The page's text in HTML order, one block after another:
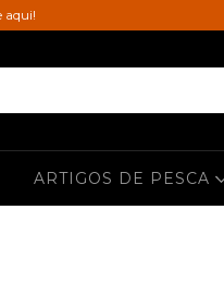
aqui!
ARTIGOS DE PESCA